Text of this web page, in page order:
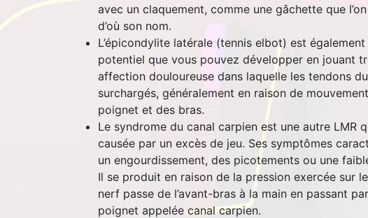
avec un claquement, comme une gâchette que
d’où son nom.
L’épicondylite latérale (tennis elbot) est également
potentiel que vous pouvez développer en jouant
affection douloureuse dans laquelle les tendons
surchargés, généralement en raison de
poignet et des bras.
Le syndrome du canal carpien est une autre LMR
causée par un excès de jeu. Ses symptômes
un engourdissement, des picotements ou une
Il se produit en raison de la pression exercée sur
nerf passe de l’avant-bras à la main en passant
poignet appelée canal carpien.